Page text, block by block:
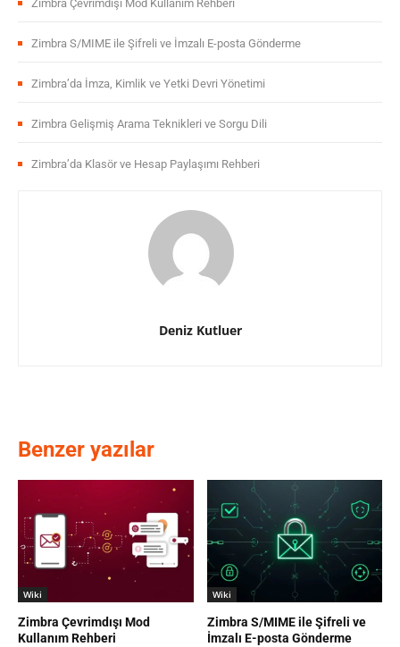
Zimbra Çevrimdışı Mod Kullanım Rehberi
Zimbra S/MIME ile Şifreli ve İmzalı E-posta Gönderme
Zimbra’da İmza, Kimlik ve Yetki Devri Yönetimi
Zimbra Gelişmiş Arama Teknikleri ve Sorgu Dili
Zimbra’da Klasör ve Hesap Paylaşımı Rehberi
Deniz Kutluer
Benzer yazılar
Wiki
Zimbra Çevrimdışı Mod
Kullanım Rehberi
Wiki
Zimbra S/MIME ile Şifreli ve
İmzalı E-posta Gönderme